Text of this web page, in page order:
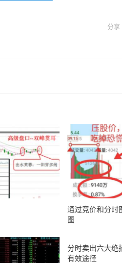
通过竞价和分时
图
分时卖出六大绝
有效途径